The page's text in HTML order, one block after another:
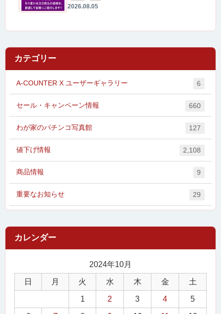
2026.08.05
カテゴリー
A-COUNTER X ユーザーギャラリー 6
セール・キャンペーン情報 660
わが家のパチンコ写真館 127
値下げ情報 2,108
商品情報 9
重要なお知らせ 29
2024年10月
日 月 火 水 木 金 土
1 2 3 4 5